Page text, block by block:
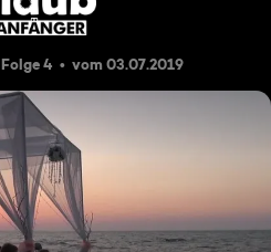
Folge 4 vom 03.07.2019